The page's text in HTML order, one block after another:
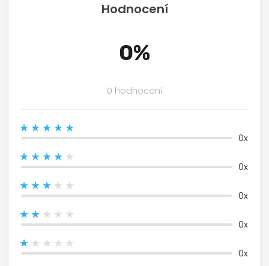
Hodnocení
0%
0 hodnocení
0x
0x
0x
0x
0x